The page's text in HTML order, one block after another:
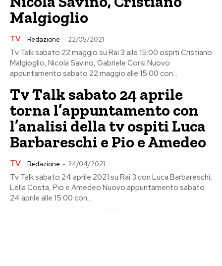
Malgioglio
TV Redazione - 22/05/2021
Tv Talk sabato 22 maggio su Rai 3 alle 15:00 ospiti Cristiano
Malgioglio, Nicola Savino, Gabriele Corsi Nuovo
appuntamento sabato 22 maggio alle 15:00 con...
Tv Talk sabato 24 aprile
torna l’appuntamento con
l’analisi della tv ospiti Luca
Barbareschi e Pio e Amedeo
TV Redazione - 24/04/2021
Tv Talk sabato 24 aprile 2021 su Rai 3 con Luca Barbareschi,
Lella Costa, Pio e Amedeo Nuovo appuntamento sabato
24 aprile alle 15:00 con...